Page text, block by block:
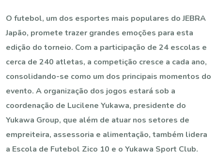
O futebol, um dos esportes mais populares do JEBRA
Japão, promete trazer grandes emoções para esta
edição do torneio. Com a participação de 24 escolas e
cerca de 240 atletas, a competição cresce a cada ano,
consolidando-se como um dos principais momentos do
evento. A organização dos jogos estará sob a
coordenação de Lucilene Yukawa, presidente do
Yukawa Group, que além de atuar nos setores de
empreiteira, assessoria e alimentação, também lidera
a Escola de Futebol Zico 10 e o Yukawa Sport Club.